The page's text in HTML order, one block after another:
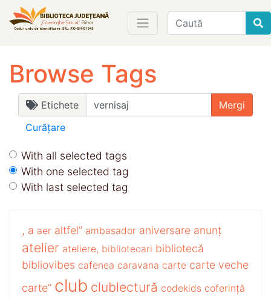
Find
Browse Tags
Etichete
Curățare
With all selected tags
With one selected tag
With last selected tag
, a aer altfel” ambasador aniversare anunț
atelier ateliere, bibliotecari bibliotecă
bibliovibes cafenea caravana carte carte veche
carte” club clublectură codekids coferință